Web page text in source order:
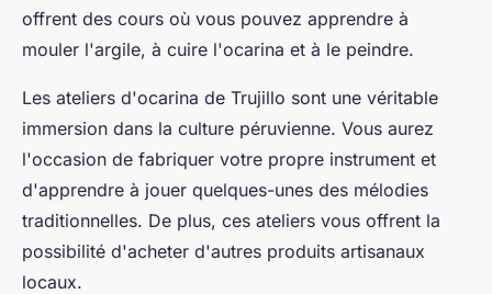
offrent des cours où vous pouvez apprendre à
mouler l'argile, à cuire l'ocarina et à le peindre.
Les ateliers d'ocarina de Trujillo sont une véritable
immersion dans la culture péruvienne. Vous aurez
l'occasion de fabriquer votre propre instrument et
d'apprendre à jouer quelques-unes des mélodies
traditionnelles. De plus, ces ateliers vous offrent la
possibilité d'acheter d'autres produits artisanaux
locaux.